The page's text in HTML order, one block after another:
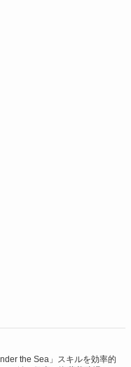
the Sea」スキルを効率的